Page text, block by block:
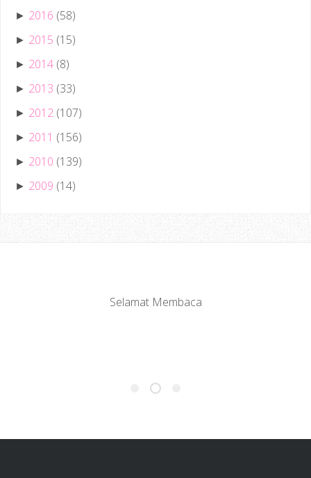
► 2016 (58)
► 2015 (15)
► 2014 (8)
► 2013 (33)
► 2012 (107)
► 2011 (156)
► 2010 (139)
► 2009 (14)
Selamat Membaca